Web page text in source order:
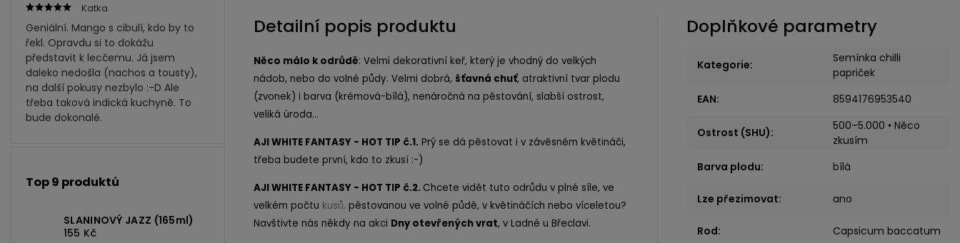
Katka
Geniální. Mango s cibulí, kdo by to
řekl. Opravdu si to dokážu
představit k lecčemu. Já jsem
daleko nedošla (nachos a tousty),
na další pokusy nezbylo :-D Ale
třeba taková indická kuchyně. To
bude dokonalé.
Top 9 produktů
SLANINOVÝ JAZZ (165ml)
155 Kč
Detailní popis produktu
Něco málo k odrůdě: Velmi dekorativní keř, který je vhodný do velkých
nádob, nebo do volné půdy. Velmi dobrá, šťavná chuť, atraktivní tvar plodu
(zvonek) i barva (krémová-bílá), nenáročná na pěstování, slabší ostrost,
veliká úroda...
AJI WHITE FANTASY - HOT TIP č.1. Prý se dá pěstovat i v závěsném květináči,
třeba budete první, kdo to zkusí :-)
AJI WHITE FANTASY - HOT TIP č.2. Chcete vidět tuto odrůdu v plné síle, ve
velkém počtu kusů, pěstovanou ve volné půdě, v květináčích nebo víceletou?
Navštivte nás někdy na akci Dny otevřených vrat, v Ladné u Břeclavi.
Doplňkové parametry
Kategorie:
Semínka chilli
papriček
EAN: 8594176953540
Ostrost (SHU):
500–5.000 • Něco
zkusím
Barva plodu: bílá
Lze přezimovat: ano
Rod: Capsicum baccatum